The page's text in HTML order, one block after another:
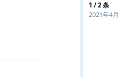
1 /2条
2021年4月